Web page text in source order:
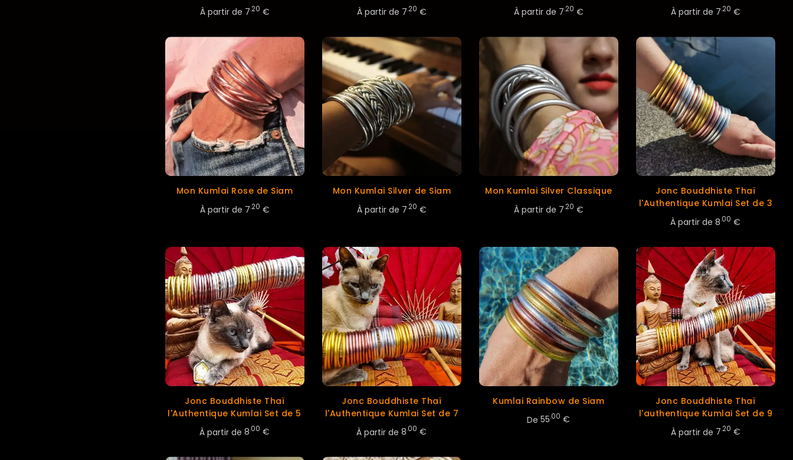
À partir de 7.20 €
À partir de 7.20 €
À partir de 7.20 €
À partir de 7.20 €
Mon Kumlai Rose de Siam
À partir de 7.20 €
Mon Kumlai Silver de Siam
À partir de 7.20 €
Mon Kumlai Silver Classique
À partir de 7.20 €
Jonc Bouddhiste Thaï
l'Authentique Kumlai Set de 3
À partir de 8.00 €
Jonc Bouddhiste Thaï
l'Authentique Kumlai Set de 5
À partir de 8.00 €
Jonc Bouddhiste Thaï
l'Authentique Kumlai Set de 7
À partir de 8.00 €
Kumlai Rainbow de Siam
De 55.00 €
Jonc Bouddhiste Thaï
l'authentique Kumlai Set de 9
À partir de 7.20 €